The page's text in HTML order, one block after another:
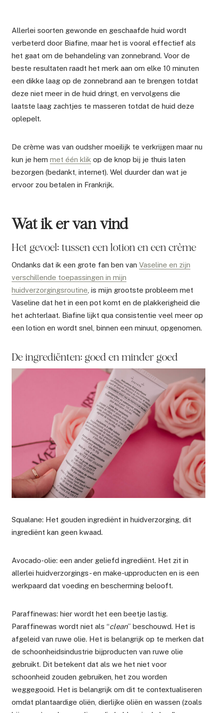
Allerlei soorten gewonde en geschaafde huid wordt
verbeterd door Biafine, maar het is vooral effectief als
het gaat om de behandeling van zonnebrand. Voor de
beste resultaten raadt het merk aan om elke 10 minuten
een dikke laag op de zonnebrand aan te brengen totdat
deze niet meer in de huid dringt, en vervolgens die
laatste laag zachtjes te masseren totdat de huid deze
oplepelt.
De crème was van oudsher moeilijk te verkrijgen maar nu
kun je hem met één klik op de knop bij je thuis laten
bezorgen (bedankt, internet). Wel duurder dan wat je
ervoor zou betalen in Frankrijk.
Wat ik er van vind
Het gevoel: tussen een lotion en een crème
Ondanks dat ik een grote fan ben van Vaseline en zijn
verschillende toepassingen in mijn
huidverzorgingsroutine , is mijn grootste probleem met
Vaseline dat het in een pot komt en de plakkerigheid die
het achterlaat. Biafine lijkt qua consistentie veel meer op
een lotion en wordt snel, binnen een minuut, opgenomen.
De ingrediënten: goed en minder goed
Squalane: Het gouden ingrediënt in huidverzorging, dit
ingrediënt kan geen kwaad.
Avocado-olie: een ander geliefd ingrediënt. Het zit in
allerlei huidverzorgings- en make-upproducten en is een
werkpaard dat voeding en bescherming belooft.
Paraffinewas: hier wordt het een beetje lastig.
Paraffinewas wordt niet als “clean” beschouwd. Het is
afgeleid van ruwe olie. Het is belangrijk op te merken dat
de schoonheidsindustrie bijproducten van ruwe olie
gebruikt. Dit betekent dat als we het niet voor
schoonheid zouden gebruiken, het zou worden
weggegooid. Het is belangrijk om dit te contextualiseren
omdat plantaardige oliën, dierlijke oliën en wassen (zoals